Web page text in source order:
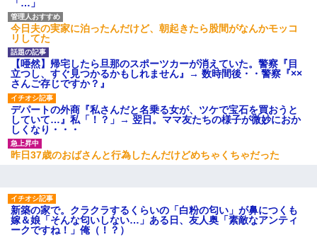
ターリモコンあるだろ？DOWNのボタン押してｗ」→ 待つこと１
時間弱・・・
10年ほど前、息子がまだ年中だった時に離婚したんだけど、一昨
年の暮れに突然息子が職場を訪ねてきた。
姉旦那の友達「ほんとのパパだよ～」私のお腹を触ってほざく。
→思わず手を叩いて振り払ったら…
放置子が病院送りになったらしい → 俺（二度と帰ってくるなよ…
嫁を半身不随にしやがった恨みは、正直こんなもんじゃ晴れな
ＤＮＡ検査『血縁関係０％』旦那「やっぱり托卵だったんだ…」
嫁「本当に身に覚えがない」「なにかの間違いだ！取り違え
だ！」→ 嫁「あっ」
「…」
今日夫の実家に泊ったんだけど、朝起きたら股間がなんかモッコ
リしてた
【唖然】帰宅したら旦那のスポーツカーが消えていた。警察『目
立つし、すぐ見つかるかもしれません』→ 数時間後・・警察『××
さんご存じですか？』
デパートの外商『私さんだと名乗る女が、ツケで宝石を買おうと
していて…』私「！？」→ 翌日。ママ友たちの様子が微妙におか
しくなり・・・
昨日37歳のおばさんと行為したんだけどめちゃくちゃだった
新築の家で。クラクラするくらいの「白粉の匂い」が鼻につくも
嫁＆娘「そんな匂いしない…」ある日、友人奥「素敵なアンティ
ークですね！」俺（！？）